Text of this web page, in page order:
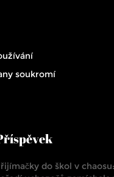
soukromí
do škol v